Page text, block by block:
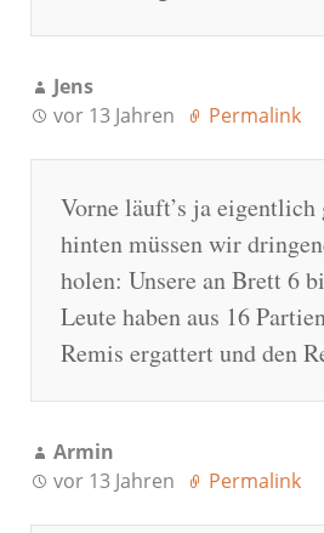
Jens
vor 13 Jahren
Permalink
Vorne läuft’s ja eigentlich
hinten müssen wir
holen: Unsere an Brett 6
Leute haben aus 16
Remis ergattert und den
Armin
vor 13 Jahren
Permalink